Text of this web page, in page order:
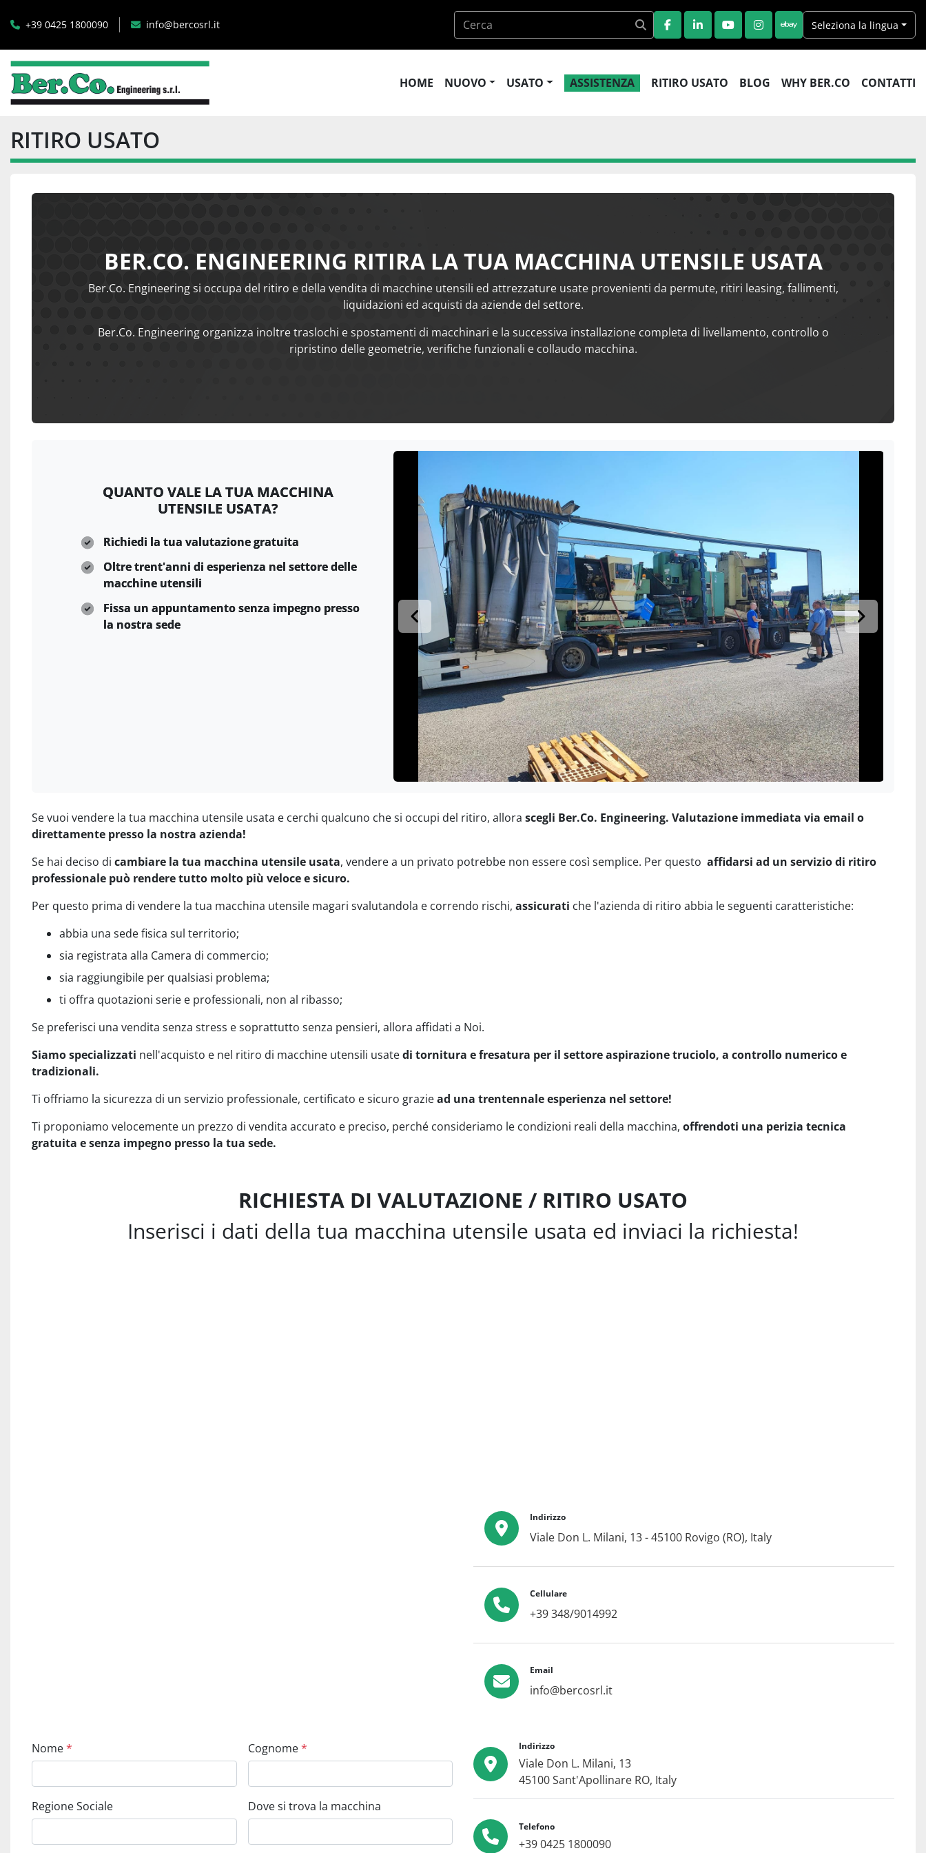
+39 0425 1800090 info@bercosrl.it FACEBOOK
LINKEDINYOUTUBEINSTAGRAM
EBAYSeleziona la lingua
HOME NUOVO USATO ASSISTENZA RITIRO USATO BLOG WHY BER.CO CONTATTI
RITIRO USATO
BER.CO. ENGINEERING RITIRA LA TUA MACCHINA UTENSILE USATA
Ber.Co. Engineering si occupa del ritiro e della vendita di macchine utensili ed attrezzature usate provenienti da permute, ritiri leasing, fallimenti,
liquidazioni ed acquisti da aziende del settore.
Ber.Co. Engineering organizza inoltre traslochi e spostamenti di macchinari e la successiva installazione completa di livellamento, controllo o
ripristino delle geometrie, verifiche funzionali e collaudo macchina.
QUANTO VALE LA TUA MACCHINA
UTENSILE USATA?
Richiedi la tua valutazione gratuita
Oltre trent'anni di esperienza nel settore delle
macchine utensili
Fissa un appuntamento senza impegno presso
la nostra sede
Se vuoi vendere la tua macchina utensile usata e cerchi qualcuno che si occupi del ritiro, allora scegli Ber.Co. Engineering. Valutazione immediata via email o
direttamente presso la nostra azienda!
Se hai deciso di cambiare la tua macchina utensile usata, vendere a un privato potrebbe non essere così semplice. Per questo affidarsi ad un servizio di ritiro
professionale può rendere tutto molto più veloce e sicuro.
Per questo prima di vendere la tua macchina utensile magari svalutandola e correndo rischi, assicurati che l'azienda di ritiro abbia le seguenti caratteristiche:
abbia una sede fisica sul territorio;
sia registrata alla Camera di commercio;
sia raggiungibile per qualsiasi problema;
ti offra quotazioni serie e professionali, non al ribasso;
Se preferisci una vendita senza stress e soprattutto senza pensieri, allora affidati a Noi.
Siamo specializzati nell'acquisto e nel ritiro di macchine utensili usatedi tornitura e fresatura per il settore aspirazione truciolo, a controllo numerico e
tradizionali.
Ti offriamo la sicurezza di un servizio professionale, certificato e sicuro graziead una trentennaleesperienza nel settore!
Ti proponiamo velocemente un prezzo di vendita accurato e preciso, perché consideriamo le condizioni reali della macchina, offrendoti una perizia tecnica
gratuita e senza impegno presso la tua sede.
RICHIESTA DI VALUTAZIONE / RITIRO USATO
Inserisci i dati della tua macchina utensile usata ed inviaci la richiesta!
Indirizzo
Viale Don L. Milani, 13 - 45100 Rovigo (RO), Italy
Cellulare
+39 348/9014992
Email
info@bercosrl.it
Nome* Cognome*
Regione Sociale Dove si trova la macchina
Indirizzo
Viale Don L. Milani, 13
45100 Sant'Apollinare RO, Italy
Telefono
+39 0425 1800090